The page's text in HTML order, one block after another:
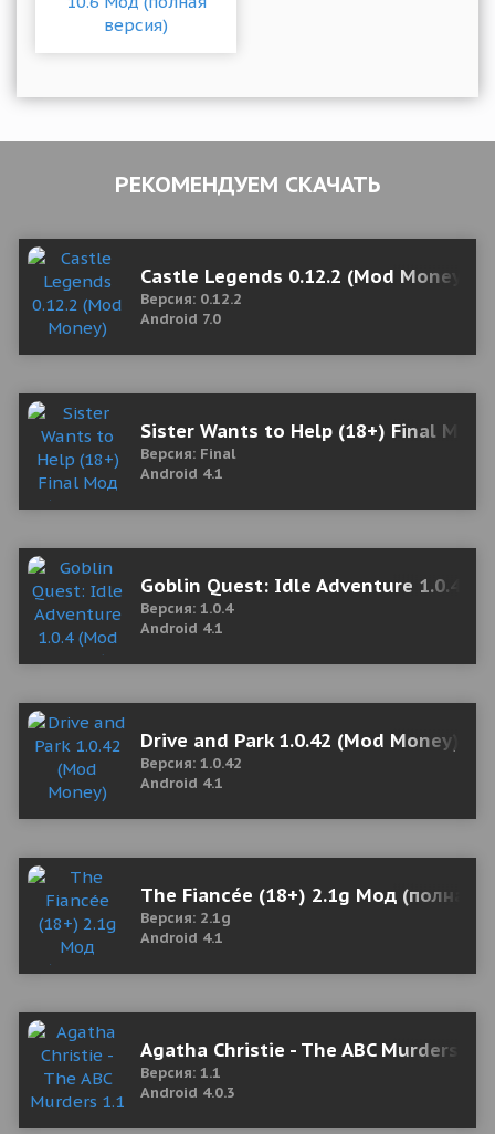
РЕКОМЕНДУЕМ СКАЧАТЬ
Castle Legends 0.12.2 (Mod Money)
Версия: 0.12.2
Android 7.0
Sister Wants to Help (18+) Final Мод
Версия: Final
Android 4.1
Goblin Quest: Idle Adventure 1.0.4
Версия: 1.0.4
Android 4.1
Drive and Park 1.0.42 (Mod Money)
Версия: 1.0.42
Android 4.1
The Fiancée (18+) 2.1g Мод (полная
Версия: 2.1g
Android 4.1
Agatha Christie - The ABC Murders
Версия: 1.1
Android 4.0.3